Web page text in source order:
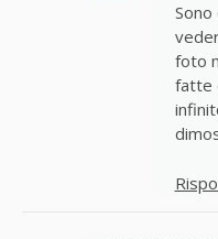
foto
fatte